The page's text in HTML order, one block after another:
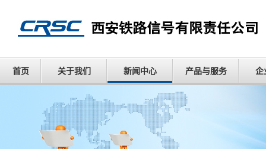
首页 关于我们 新闻中心 产品与服务 企